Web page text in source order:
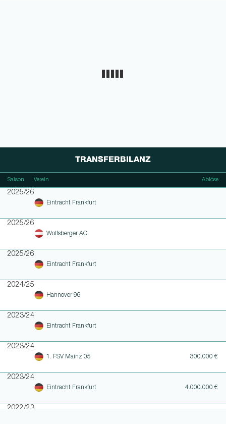
TRANSFERBILANZ
Saison Verein Ablöse
2025/26
Eintracht Frankfurt
2025/26
Wolfsberger AC
2025/26
Eintracht Frankfurt
2024/25
Hannover 96
2023/24
Eintracht Frankfurt
2023/24
1. FSV Mainz 05 300.000 €
2023/24
Eintracht Frankfurt 4.000.000 €
2022/23